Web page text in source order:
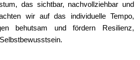
das sichtbar, nachvollziehbar und
wir auf das individuelle Tempo,
behutsam und fördern Resilienz,